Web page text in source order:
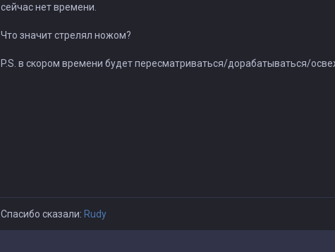
сейчас нет времени.
Что значит стрелял ножом?
P.S. в скором времени будет пересматриваться/дорабатываться/
Спасибо сказали: Rudy